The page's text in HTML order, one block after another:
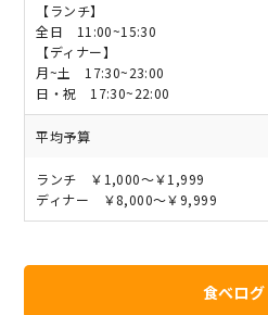
【ランチ】
全日 11:00~15:30
【ディナー】
月~土 17:30~23:00
日・祝 17:30~22:00
平均予算
ランチ ￥1,000～￥1,999
ディナー ￥8,000～￥9,999
食べログ